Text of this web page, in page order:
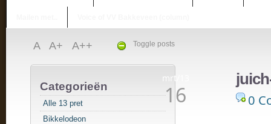
Toggle posts
A A+ A++
Categorieën
Alle 13 pret
Bikkelodeon
mrt/13
16 0